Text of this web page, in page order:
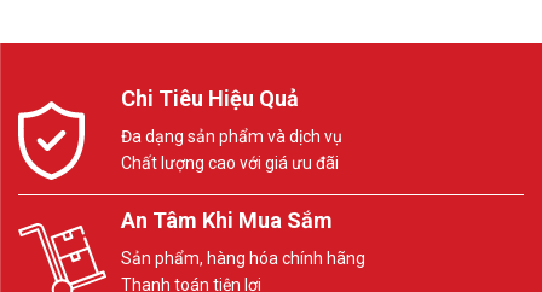
Chi Tiêu Hiệu Quả
Đa dạng sản phẩm và dịch vụ
Chất lượng cao với giá ưu đãi
An Tâm Khi Mua Sắm
Sản phẩm, hàng hóa chính hãng
Thanh toán tiện lợi